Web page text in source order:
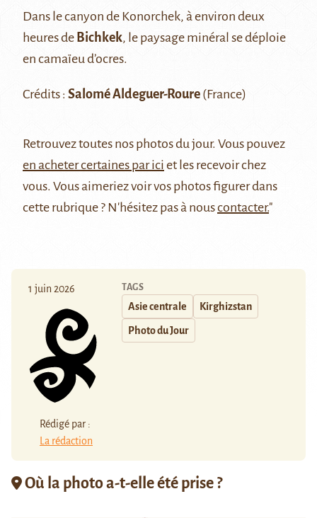
Dans le canyon de Konorchek, à environ deux
heures de Bichkek, le paysage minéral se déploie
en camaïeu d’ocres.
Crédits : Salomé Aldeguer-Roure (France)
Retrouveztoutes nos photos du jour. Vous pouvez
en acheter certaines par ici et les recevoir chez
vous. Vous aimeriez voir vos photos figurer dans
cette rubrique ? N'hésitez pas à nouscontacter."
1 juin 2026
Rédigé par :
La rédaction
TAGS
Asie centrale Kirghizstan
Photo du Jour
Où la photo a-t-elle été prise ?